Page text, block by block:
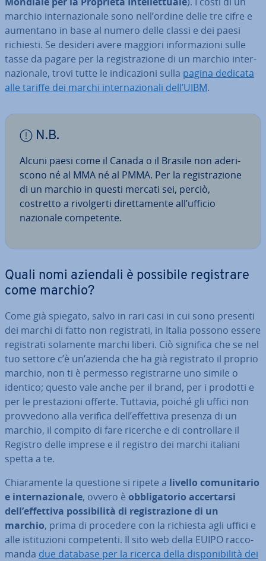
marchio in­ter­na­zio­na­le sono nell’ordine delle tre cifre e
aumentano in base al numero delle classi e dei paesi
richiesti. Se desideri avere maggiori in­for­ma­zio­ni sulle
tasse da pagare per la re­gi­stra­zio­ne di un marchio in­ter­
na­zio­na­le, trovi tutte le in­di­ca­zio­ni sulla pagina dedicata
alle tariffe dei marchi in­ter­na­zio­na­li dell’UIBM.
N.B.
Alcuni paesi come il Canada o il Brasile non ade­ri­
sco­no né al MMA né al PMMA. Per la re­gi­stra­zio­ne
di un marchio in questi mercati sei, perciò,
costretto a ri­vol­ger­ti di­ret­ta­men­te all’ufficio
nazionale com­pe­ten­te.
Quali nomi aziendali è possibile re­gi­stra­re
come marchio?
Come già spiegato, salvo in rari casi in cui sono presenti
dei marchi di fatto non re­gi­stra­ti, in Italia possono essere
re­gi­stra­ti solamente marchi liberi. Ciò significa che se nel
tuo settore c’è un’azienda che ha già re­gi­stra­to il proprio
marchio, non ti è permesso re­gi­strar­ne uno simile o
identico; questo vale anche per il brand, per i prodotti e
per le pre­sta­zio­ni offerte. Tuttavia, poiché gli uffici non
prov­ve­do­no alla verifica dell’effettiva presenza di un
marchio, il compito di fare ricerche e di con­trol­la­re il
Registro delle imprese e il registro dei marchi italiani
spetta a te.
Chia­ra­men­te la questione si ripete a livello co­mu­ni­ta­rio
e in­ter­na­zio­na­le, ovvero è ob­bli­ga­to­rio ac­cer­tar­si
dell’effettiva pos­si­bi­li­tà di re­gi­stra­zio­ne di un
marchio, prima di procedere con la richiesta agli uffici e
alle isti­tu­zio­ni com­pe­ten­ti. Il sito web della EUIPO rac­co­
man­da due database per la ricerca della di­spo­ni­bi­li­tà dei